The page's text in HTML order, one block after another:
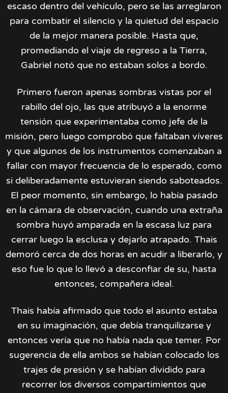
escaso dentro del vehículo, pero se las arreglaron
para combatir el silencio y la quietud del espacio
de la mejor manera posible. Hasta que,
promediando el viaje de regreso a la Tierra,
Gabriel notó que no estaban solos a bordo.
Primero fueron apenas sombras vistas por el
rabillo del ojo, las que atribuyó a la enorme
tensión que experimentaba como jefe de la
misión, pero luego comprobó que faltaban víveres
y que algunos de los instrumentos comenzaban a
fallar con mayor frecuencia de lo esperado, como
si deliberadamente estuvieran siendo saboteados.
El peor momento, sin embargo, lo había pasado
en la cámara de observación, cuando una extraña
sombra huyó amparada en la escasa luz para
cerrar luego la esclusa y dejarlo atrapado. Thais
demoró cerca de dos horas en acudir a liberarlo, y
eso fue lo que lo llevó a desconfiar de su, hasta
entonces, compañera ideal.
Thais había afirmado que todo el asunto estaba
en su imaginación, que debía tranquilizarse y
entonces vería que no había nada que temer. Por
sugerencia de ella ambos se habían colocado los
trajes de presión y se habían dividido para
recorrer los diversos compartimientos que